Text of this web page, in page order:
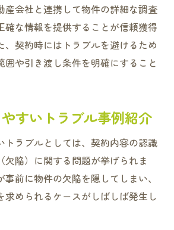
トラブルを防ぐ告知義務の徹底
の契約条件を再度見直そう
律面での注意事項とは
時の法的トラブルを回避する方
責任への理解と対策のポイント
明でチェックすべき法律項目
に関する税金と申告の基礎知識
却時の法律面での注意点を解説
産会社と連携して物件の詳細な調査
確な情報を提供することが信頼獲得
、契約時にはトラブルを避けるため
囲や引き渡し条件を明確にすること
すいトラブル事例紹介
トラブルとしては、契約内容の認識
欠陥）に関する問題が挙げられま
前に物件の欠陥を隠してしまい、
求められるケースがしばしば発生し